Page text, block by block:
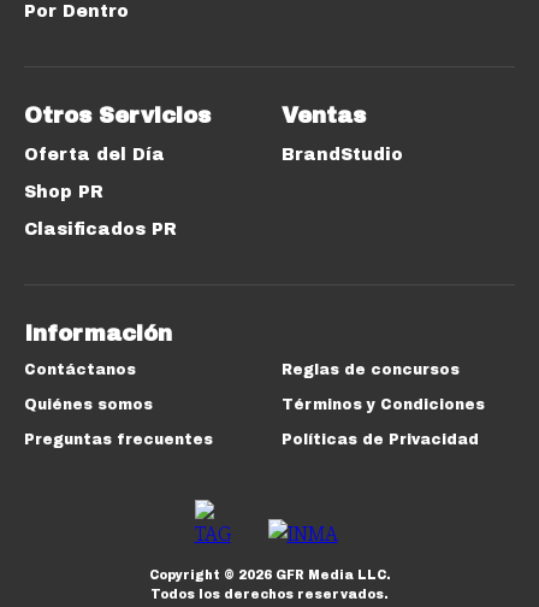
Por Dentro
Otros Servicios
Oferta del Día
Shop PR
Clasificados PR
Ventas
BrandStudio
Información
Contáctanos
Quiénes somos
Preguntas frecuentes
Reglas de concursos
Términos y Condiciones
Políticas de Privacidad
Copyright © 2026GFR Media LLC.
Todos los derechos reservados.